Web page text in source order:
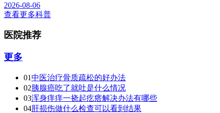
2026-08-06
查看更多科普
医院推荐
更多
01中医治疗骨质疏松的好办法
02胰腺癌吃了就吐是什么情况
03浑身痒痒一挠起疙瘩解决办法有哪些
04肝损伤做什么检查可以看到结果